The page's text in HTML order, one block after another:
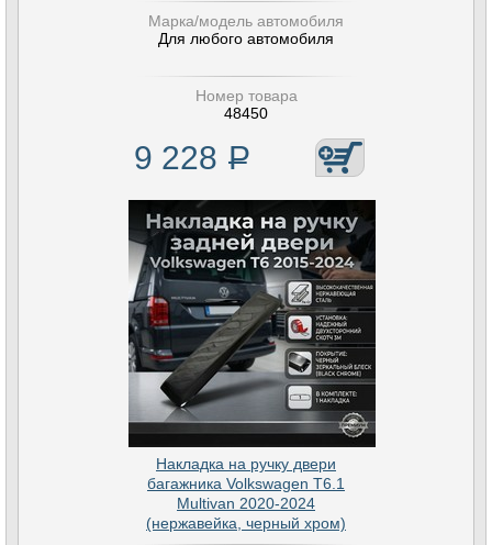
Марка/модель автомобиля
Для любого автомобиля
Номер товара
48450
9 228 Р
Накладка на ручку двери
багажника Volkswagen T6.1
Multivan 2020-2024
(нержавейка, черный хром)